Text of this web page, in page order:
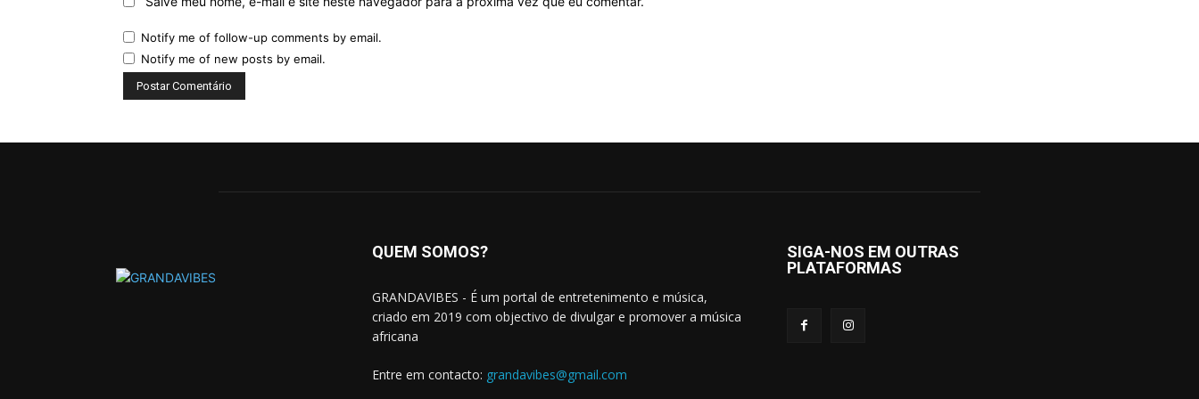
Notify me of follow-up comments by email.
Notify me of new posts by email.
QUEM SOMOS?
GRANDAVIBES - É um portal de entretenimento e música,
criado em 2019 com objectivo de divulgar e promover a música
africana
Entre em contacto: grandavibes@gmail.com
SIGA-NOS EM OUTRAS
PLATAFORMAS